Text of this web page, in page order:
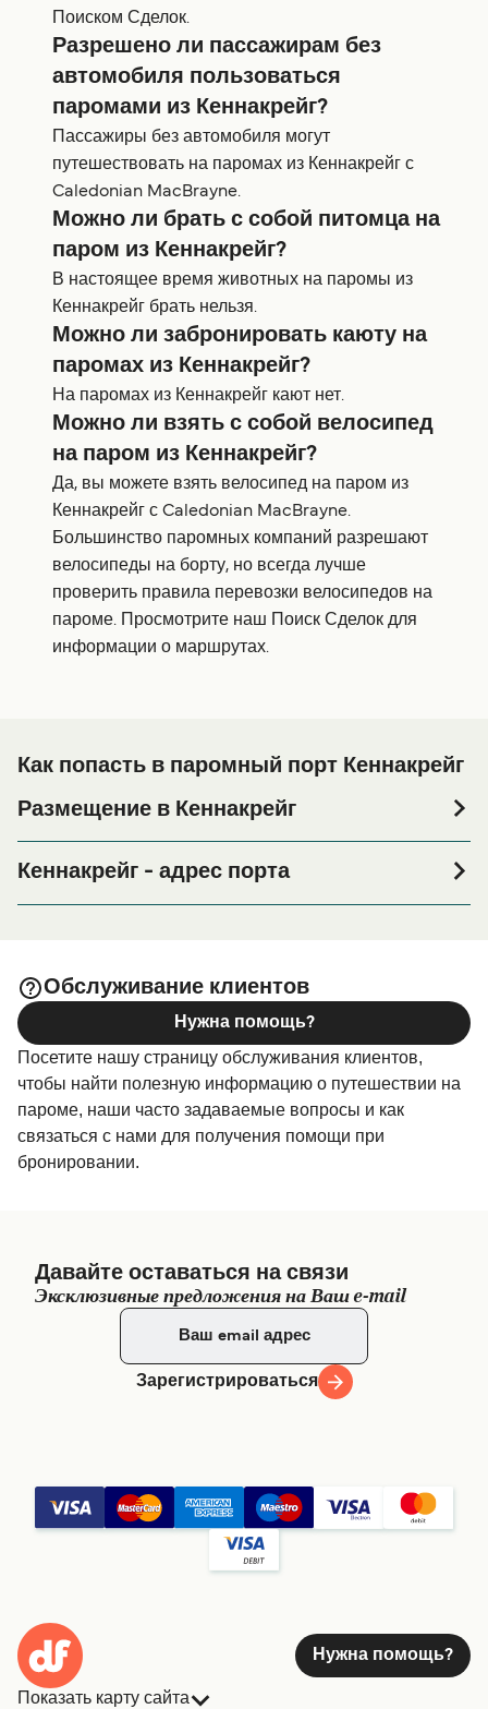
Поиском Сделок.
Разрешено ли пассажирам без
автомобиля пользоваться
паромами из Кеннакрейг?
Пассажиры без автомобиля могут
путешествовать на паромах из Кеннакрейг с
Caledonian MacBrayne.
Можно ли брать с собой питомца на
паром из Кеннакрейг?
В настоящее время животных на паромы из
Кеннакрейг брать нельзя.
Можно ли забронировать каюту на
паромах из Кеннакрейг?
На паромах из Кеннакрейг кают нет.
Можно ли взять с собой велосипед
на паром из Кеннакрейг?
Да, вы можете взять велосипед на паром из
Кеннакрейг с Caledonian MacBrayne.
Большинство паромных компаний разрешают
велосипеды на борту, но всегда лучше
проверить правила перевозки велосипедов на
пароме. Просмотрите наш Поиск Сделок для
информации о маршрутах.
Как попасть в паромный порт Кеннакрейг
Размещение в Кеннакрейг
или его окрестностях перед или после вашей поездки,
или если вы ищете вариант проживания на весь
Кеннакрейг - адрес порта
Обслуживание клиентов
Посетите нашу страницу обслуживания клиентов,
чтобы найти полезную информацию о путешествии на
пароме, наши часто задаваемые вопросы и как
связаться с нами для получения помощи при
бронировании.
Нужна помощь?
Давайте оставаться на связи
Эксклюзивные предложения на Ваш e-mail
Зарегистрироваться
Нужна помощь?
Показать карту сайта